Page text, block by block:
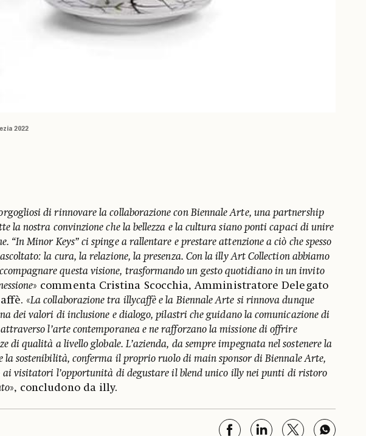
2022
di rinnovare la collaborazione con Biennale Arte, una partnership
la nostra convinzione che la bellezza e la cultura siano ponti capaci di unire
“In Minor Keys” ci spinge a rallentare e prestare attenzione a ciò che spesso
la cura, la relazione, la presenza. Con la illy Art Collection abbiamo
questa visione, trasformando un gesto quotidiano in un invito
» commenta Cristina Scocchia, Amministratore Delegato
«La collaborazione tra illycaffè e la Biennale Arte si rinnova dunque
dei valori di inclusione e dialogo, pilastri che guidano la comunicazione di
l’arte contemporanea e ne rafforzano la missione di offrire
di qualità a livello globale. L’azienda, da sempre impegnata nel sostenere la
la sostenibilità, conferma il proprio ruolo di main sponsor di Biennale Arte,
ai visitatori l’opportunità di degustare il blend unico illy nei punti di ristoro
», concludono da illy.